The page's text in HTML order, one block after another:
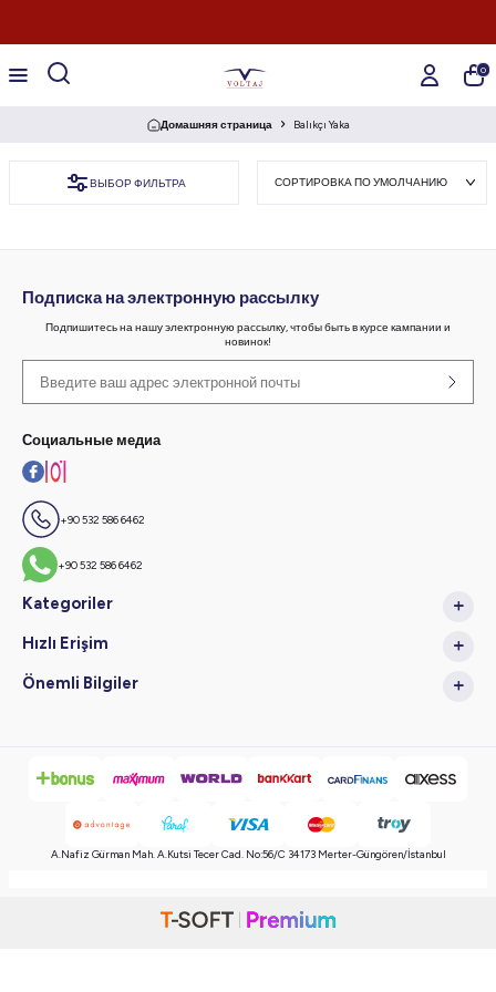
0
Домашняя страница Balıkçı Yaka
ВЫБОР ФИЛЬТРА
Подписка на электронную рассылку
Подпишитесь на нашу электронную рассылку, чтобы быть в курсе кампании и
новинок!
Социальные медиа
+90 532 586 6462
+90 532 586 6462
Kategoriler
Hızlı Erişim
Önemli Bilgiler
A.Nafiz Gürman Mah. A.Kutsi Tecer Cad. No:56/C 34173 Merter-Güngören/İstanbul